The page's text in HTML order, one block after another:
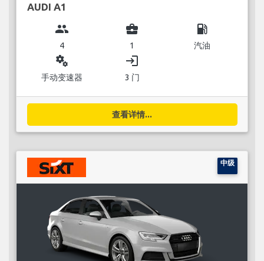
AUDI A1
group
4
business_center
1
local_gas_station
汽油
miscellaneous_services
手动变速器
login
3 门
查看详情...
中级